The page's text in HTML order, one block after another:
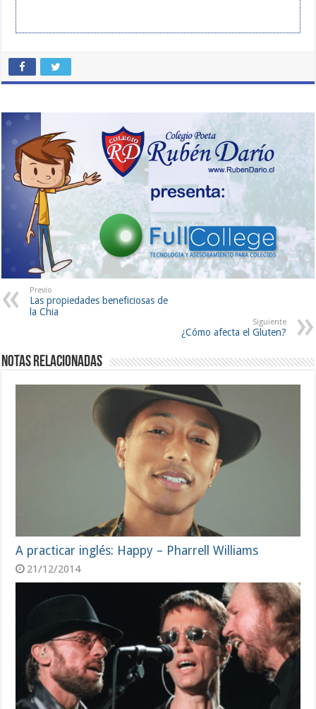
Previo
Las propiedades beneficiosas de
la Chia
Siguiente
¿Cómo afecta el Gluten?
Notas Relacionadas
A practicar inglés: Happy – Pharrell Williams
21/12/2014